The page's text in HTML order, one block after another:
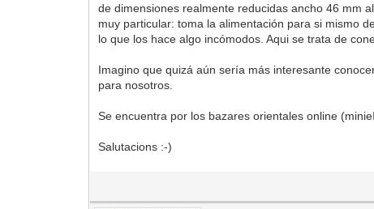
de dimensiones realmente reducidas ancho 46 mm
muy particular: toma la alimentación para si mismo
lo que los hace algo incómodos. Aqui se trata de
Imagino que quizá aún sería más interesante
para nosotros.
Se encuentra por los bazares orientales online
Salutacions :-)